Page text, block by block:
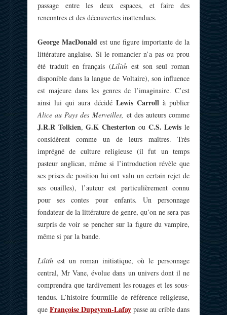
passage entre les deux espaces, et faire des
rencontres et des découvertes inattendues.
George MacDonald est une figure importante de la
littérature anglaise. Si le romancier n’a pas ou prou
été traduit en français (Lilith est son seul roman
disponible dans la langue de Voltaire), son influence
est majeure dans les genres de l’imaginaire. C’est
ainsi lui qui aura décidé Lewis Carrollà publier
Alice au Pays des Merveilles, et des auteurs comme
J.R.R Tolkien,G.K Chesterton ouC.S. Lewis le
considèrent comme un de leurs maîtres. Très
imprégné de culture religieuse (il fut un temps
pasteur anglican, même si l’introduction révèle que
ses prises de position lui ont valu un certain rejet de
ses ouailles), l’auteur est particulièrement connu
pour ses contes pour enfants. Un personnage
fondateur de la littérature de genre, qu’on ne sera pas
surpris de voir se pencher sur la figure du vampire,
même si par la bande.
Lilith est un roman initiatique, où le personnage
central, Mr Vane, évolue dans un univers dont il ne
comprendra que tardivement les rouages et les sous-
tendus. L’histoire fourmille de référence religieuse,
que Françoise Dupeyron-Lafay passe au crible dans